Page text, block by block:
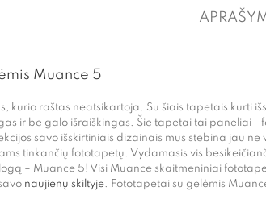
Muance 5
kurio raštas neatsikartoja
Su šiais tapetais kurti
ir be galo išraiškingas. Šie tapetai tai paneliai -
savo išskirtiniais dizainais mus stebina jau
tinkančių fototapetų. Vydamasis vis
– Muance 5! Visi Muance skaitmeniniai
naujienų skiltyje . Fototapetai su gelėmis